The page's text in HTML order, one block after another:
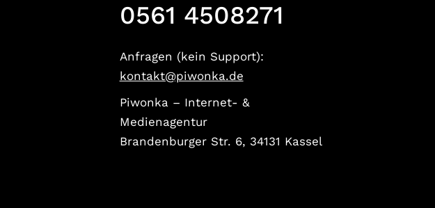
0561 4508271
Anfragen (kein Support):
kontakt@piwonka.de
Piwonka – Internet- &
Medienagentur
Brandenburger Str. 6, 34131 Kassel